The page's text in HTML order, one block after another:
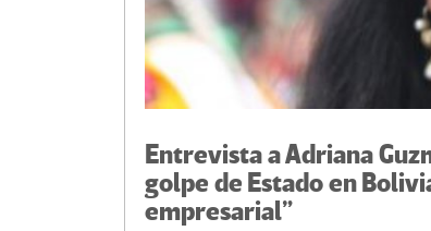
Entrevista a Adriana
golpe de Estado en
empresarial”